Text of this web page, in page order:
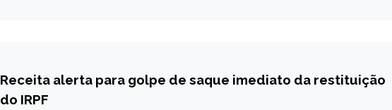
BRASIL
NOTÍCIAS
Receita alerta para golpe de saque imediato da restituição
do IRPF